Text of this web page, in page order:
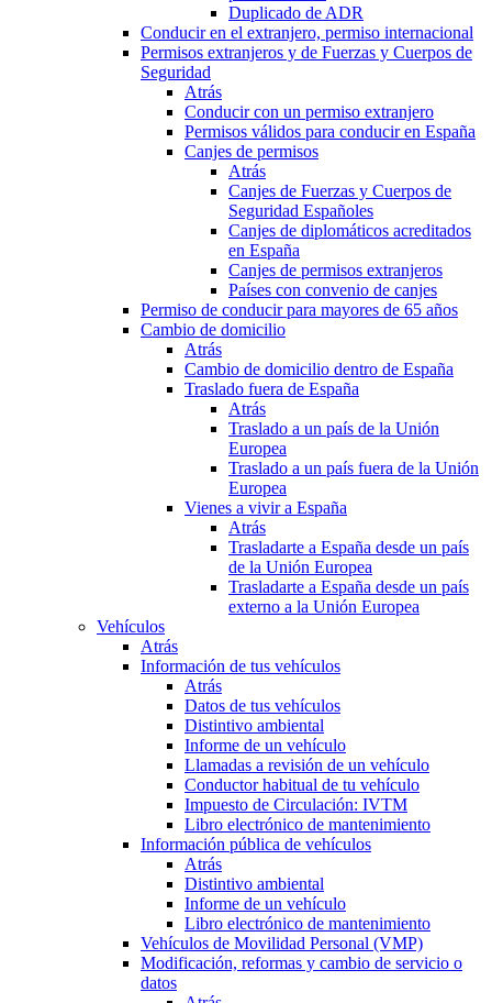
Duplicado de ADR
Conducir en el extranjero, permiso internacional
Permisos extranjeros y de Fuerzas y Cuerpos de
Seguridad
Atrás
Conducir con un permiso extranjero
Permisos válidos para conducir en España
Canjes de permisos
Atrás
Canjes de Fuerzas y Cuerpos de
Seguridad Españoles
Canjes de diplomáticos acreditados
en España
Canjes de permisos extranjeros
Países con convenio de canjes
Permiso de conducir para mayores de 65 años
Cambio de domicilio
Atrás
Cambio de domicilio dentro de España
Traslado fuera de España
Atrás
Traslado a un país de la Unión
Europea
Traslado a un país fuera de la Unión
Europea
Vienes a vivir a España
Atrás
Trasladarte a España desde un país
de la Unión Europea
Trasladarte a España desde un país
externo a la Unión Europea
Vehículos
Atrás
Información de tus vehículos
Atrás
Datos de tus vehículos
Distintivo ambiental
Informe de un vehículo
Llamadas a revisión de un vehículo
Conductor habitual de tu vehículo
Impuesto de Circulación: IVTM
Libro electrónico de mantenimiento
Información pública de vehículos
Atrás
Distintivo ambiental
Informe de un vehículo
Libro electrónico de mantenimiento
Vehículos de Movilidad Personal (VMP)
Modificación, reformas y cambio de servicio o
datos